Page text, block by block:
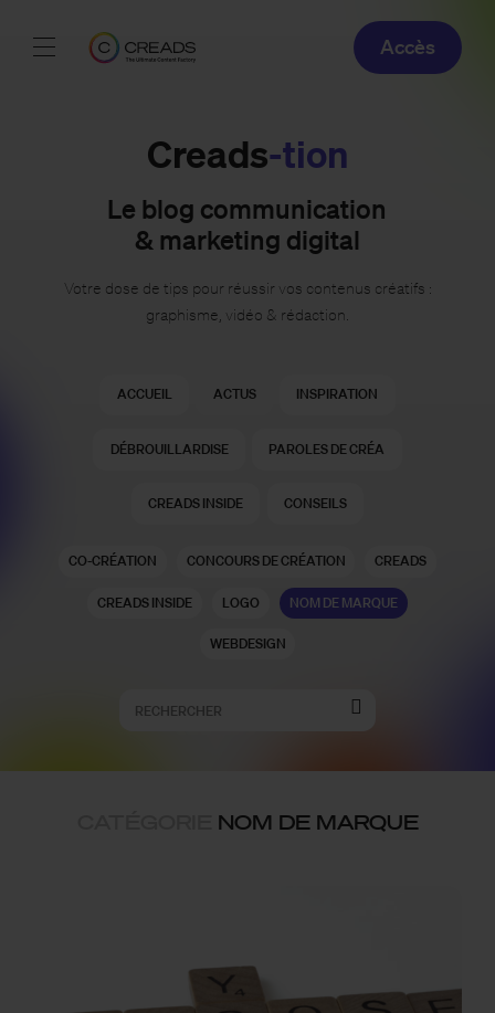
Guide
Accès
Creads-tion
Le blog communication
& marketing digital
Votre dose de tips pour réussir vos contenus créatifs :
graphisme, vidéo & rédaction.
ACCUEIL ACTUS INSPIRATION
DÉBROUILLARDISE PAROLES DE CRÉA
CREADS INSIDE CONSEILS
CO-CRÉATION CONCOURS DE CRÉATION CREADS
CREADS INSIDE LOGO NOM DE MARQUE
WEBDESIGN
NOM DE MARQUE